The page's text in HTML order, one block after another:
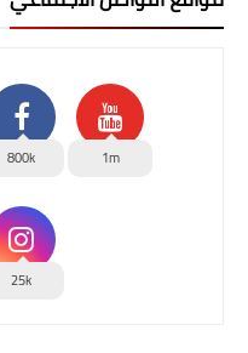
1m
800k
25k